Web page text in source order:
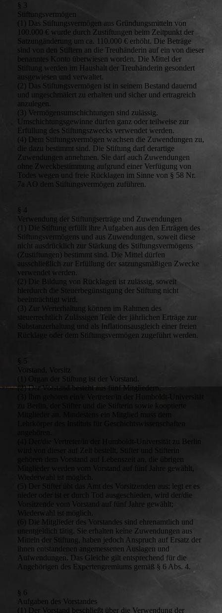
§ 3
Stiftungsvermögen
(1) Das Stiftungsvermögen aus Gründungsmitteln von
100.000 € wurde durch Zustiftungen beim Zeitpunkt der
Satzungänderung um ca. 110.000 € erhöht. Die Beträge
sind von den Stiftern an die Treuhänderin auf ein von dieser
benanntes Konto überwiesen worden. Die Mittel der
Stiftung werden im Haushalt der Treuhänderin gesondert
ausgewiesen und verwaltet.
(2) Das Stiftungsvermögen ist in seinem Bestand dauernd
und ungeschmälert zu erhalten und sicher und ertragreich
anzulegen.
(3) Vermögensumschichtungen sind zulässig.
Umschichtungsgewinne dürfen ganz oder teilweise zur
Erfüllung des Stiftungszwecks verwendet werden.
(4) Dem Stiftungsvermögen wachsen die Zuwendungen zu,
die dazu bestimmt sind. Die Stiftung darf derartige
Zuwendungen annehmen. Sie darf auch Zuwendungen
ohne Zweckbestimmung aufgrund einer Verfügung von
Todes wegen und freie Rücklagen im Sinne von § 58 Nr.
7a AO dem Stiftungsvermögen zuführen.
§ 4
Verwendung der Stiftungserträge und Zuwendungen
(1) Die Stiftung erfüllt ihre Aufgaben aus den Erträgen des
Stiftungsvermögens und aus Zuwendungen, soweit diese
nicht ausdrücklich zur Stärkung des Stiftungsvermögens
(Zustiftungen) bestimmt sind. Die Mittel dürfen
ausschließlich zur Erfüllung der satzungsmäßigen Zwecke
verwendet werden.
(2) Die Bildung von Rücklagen ist zulässig, soweit
hierdurch die Steuerbegünstigung der Stiftung nicht
beeinträchtigt wird.
(3) Zur Werterhaltung können im Rahmen des
steuerrechtlich Zulässigen Teile der jährlichen Erträge zur
Substanzerhaltung und als Inflationsausgleich einer freien
Rücklage oder dem Stiftungsvermögen zugeführt werden.
§ 5
Vorstand, Vorsitz
(1) Organ der Stiftung ist der Vorstand.
(2) Der Vorstand besteht aus fünf Mitgliedern.
(3) Ihm gehören ein/e Vertreter/in der Humboldt-Universität
zu Berlin, der Stifter und die Stifterin sowie kooptierte
Mitglieder an. Mindestens ein Mitglied muss dem
Lehrkörper des Instituts für Geschichtswissenschaften
(4) Der/die Vertreter/in der Humboldt-Universität zu Berlin
wird von dieser auf Zeit bestellt, Stifter und Stifterin
gehören dem Vorstand auf Lebenszeit an, die übrigen
Mitglieder werden vom Vorstand auf fünf Jahre gewählt,
Wiederwahl ist möglich.
(5) Der Stifter übt das Amt des Vorsitzenden aus; legt er es
nieder oder ist er durch Tod ausgeschieden, wird der/die
Vorsitzende vom Vorstand auf fünf Jahre gewählt;
Wiederwahl ist möglich.
(6) Die Mitglieder des Vorstandes sind ehrenamtlich und
unentgeltlich tätig. Sie erhalten keine Zuwendungen aus
Mitteln der Stiftung, haben jedoch Anspruch auf Ersatz der
ihnen entstandenen angemessenen Auslagen und
Aufwendungen. Das Gleiche gilt entsprechend für die
Angehörigen des Expertengremiums gemäß § 6 Abs. 4.
§ 6
Aufgaben des Vorstandes
(1) Der Vorstand beschließt über die Verwendung der